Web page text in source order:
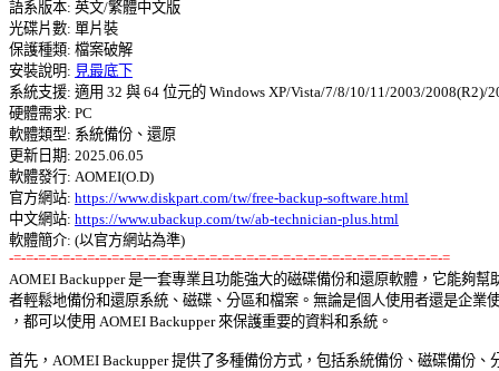
語系版本: 英文/繁體中文版
光碟片數: 單片裝
保護種類: 檔案破解
安裝說明: 見最底下
系統支援: 適用 32 與 64 位元的 Windows XP/Vista/7/8/10/11/2003/2008(R2)/
硬體需求: PC
軟體類型: 系統備份、還原
更新日期: 2025.06.05
軟體發行: AOMEI(O.D)
官方網站: https://www.diskpart.com/tw/free-backup-software.html
中文網站: https://www.ubackup.com/tw/ab-technician-plus.html
-=-=-=-=-=-=-=-=-=-=-=-=-=-=-=-=-=-=-=-=-=-=-=-=-=-=-=-=-=-=-=-=-=-=-=-=
AOMEI Backupper 是一套專業且功能強大的磁碟備份和還原軟體，它能夠幫
者輕鬆地備份和還原系統、磁碟、分區和檔案。無論是個人使用者還是企業
，都可以使用 AOMEI Backupper 來保護重要的資料和系統。
首先，AOMEI Backupper 提供了多種備份方式，包括系統備份、磁碟備份、